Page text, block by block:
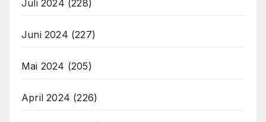
Juli 2024 (228)
Juni 2024 (227)
Mai 2024 (205)
April 2024 (226)